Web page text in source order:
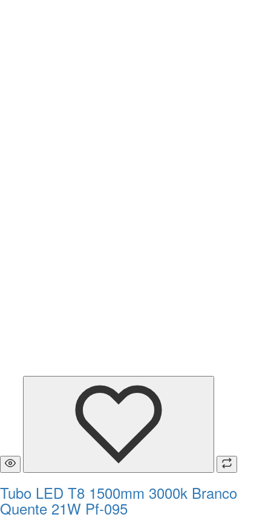
Tubo LED T8 1500mm 3000k Branco
Quente 21W Pf-095